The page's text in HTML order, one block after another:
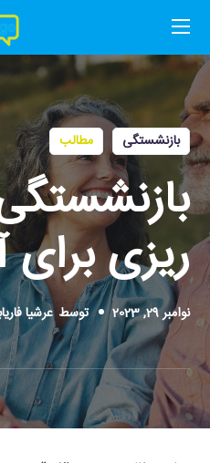
بازنشستگی مطالب
ریزی برای
نوامبر 29, 2023 توسطعرشیا